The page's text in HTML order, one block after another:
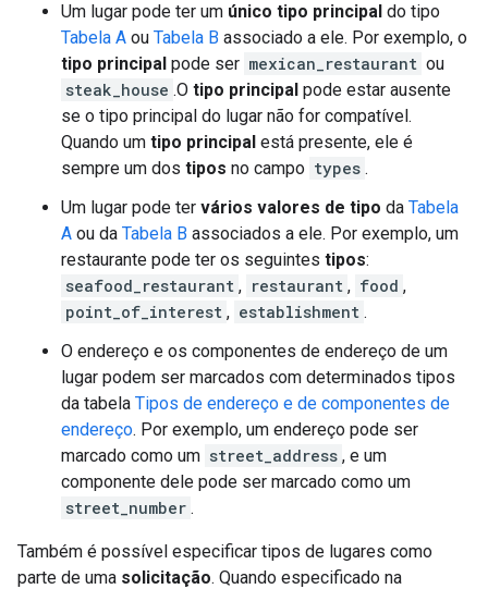
Um lugar pode ter um único tipo principal do tipo
Tabela A ou Tabela B associado a ele. Por exemplo, o
tipo principal pode ser mexican_restaurant ou
steak_house .O tipo principal pode estar ausente
se o tipo principal do lugar não for compatível.
Quando um tipo principal está presente, ele é
sempre um dos tipos no campo types .
Um lugar pode ter vários valores de tipo da Tabela
A ou da Tabela B associados a ele. Por exemplo, um
restaurante pode ter os seguintes tipos:
seafood_restaurant , restaurant , food ,
point_of_interest , establishment .
O endereço e os componentes de endereço de um
lugar podem ser marcados com determinados tipos
da tabela Tipos de endereço e de componentes de
endereço. Por exemplo, um endereço pode ser
marcado como um street_address , e um
componente dele pode ser marcado como um
street_number .
Também é possível especificar tipos de lugares como
parte de uma solicitação. Quando especificado na